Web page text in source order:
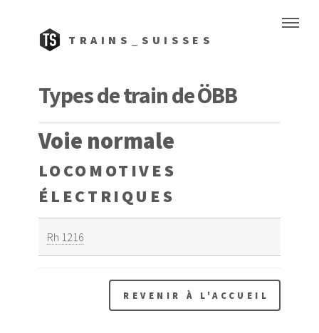
TRAINS_SUISSES
Types de train de ÖBB
Voie normale
LOCOMOTIVES
ÉLECTRIQUES
Rh 1216
REVENIR À L'ACCUEIL